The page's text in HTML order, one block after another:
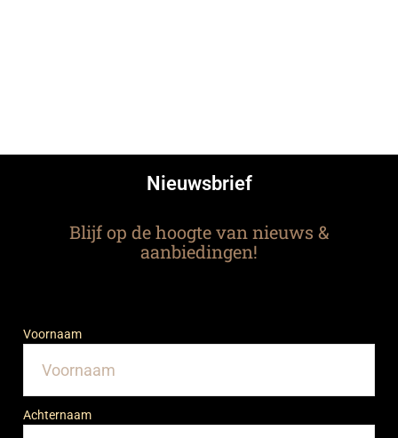
Nieuwsbrief
Blijf op de hoogte van nieuws &
aanbiedingen!
Voornaam
Achternaam